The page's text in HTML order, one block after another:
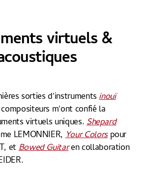
virtuels &
sorties d'instrumentsinouï
m'ont confié la
virtuels uniques.Shepard
LEMONNIER,Your Colorspour
etBowed Guitaren collaboration